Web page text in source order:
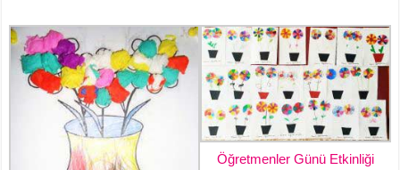
Öğretmenler Günü Etkinliği